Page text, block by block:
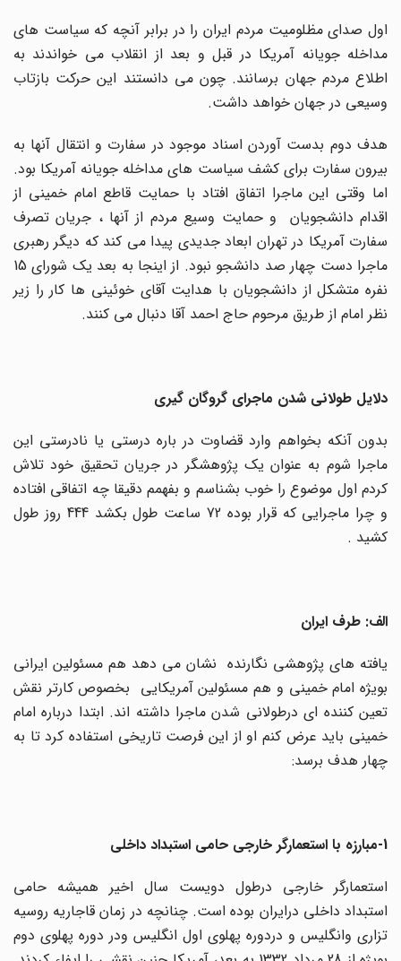
اول صدای مظلومیت مردم ایران را در برابر آنچه که سیاست های
مداخله جویانه آمریکا در قبل و بعد از انقلاب می خواندند به
اطلاع مردم جهان برسانند. چون می دانستند این حرکت بازتاب
وسیعی در جهان خواهد داشت.
هدف دوم بدست آوردن اسناد موجود در سفارت و انتقال آنها به
بیرون سفارت برای کشف سیاست های مداخله جویانه آمریکا بود.
اما وقتی این ماجرا اتفاق افتاد با حمایت قاطع امام خمینی از
اقدام دانشجویان و حمایت وسیع مردم از آنها ، جریان تصرف
سفارت آمریکا در تهران ابعاد جدیدی پیدا می کند که دیگر رهبری
ماجرا دست چهار صد دانشجو نبود. از اینجا به بعد یک شورای 15
نفره متشکل از دانشجویان با هدایت آقای خوئینی ها کار را زیر
نظر امام از طریق مرحوم حاج احمد آقا دنبال می کنند.
دلایل طولانی شدن ماجرای گروگان گیری
بدون آنکه بخواهم وارد قضاوت در باره درستی یا نادرستی این
ماجرا شوم به عنوان یک پژوهشگر در جریان تحقیق خود تلاش
کردم اول موضوع را خوب بشناسم و بفهمم دقیقا چه اتفاقی افتاده
و چرا ماجرایی که قرار بوده 72 ساعت طول بکشد 444 روز طول
کشید .
الف: طرف ایران
یافته های پژوهشی نگارنده نشان می دهد هم مسئولین ایرانی
بویژه امام خمینی و هم مسئولین آمریکایی بخصوص کارتر نقش
تعین کننده ای درطولانی شدن ماجرا داشته اند. ابتدا درباره امام
خمینی باید عرض کنم او از این فرصت تاریخی استفاده کرد تا به
چهار هدف برسد:
استعمارگر خارجی درطول دویست سال اخیر همیشه حامی
استبداد داخلی درایران بوده است. چنانچه در زمان قاجاریه روسیه
تزاری وانگلیس و دردوره پهلوی اول انگلیس ودر دوره پهلوی دوم